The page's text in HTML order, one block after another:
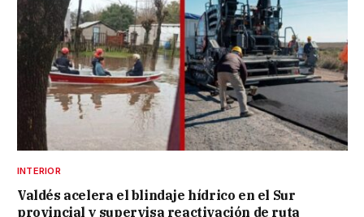
INTERIOR
Valdés acelera el blindaje hídrico en el Sur
provincial y supervisa reactivación de ruta